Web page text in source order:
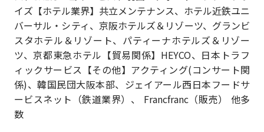
イズ【ホテル業界】共立メンテナンス、ホテル近鉄ユニ
バーサル・シティ、京阪ホテルズ＆リゾーツ、グランビ
スタホテル＆リゾート、パティーナホテルズ＆リゾー
ツ、京都東急ホテル【貿易関係】HEYCO、日本トラフ
ィックサービス【その他】アクティング(コンサート関
係)、韓国民団大阪本部、ジェイアール西日本フードサ
ービスネット（鉄道業界）、 Francfranc（販売） 他多
数